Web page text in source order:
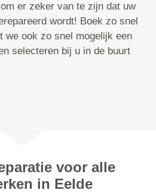
er zeker van te zijn dat uw
wordt! Boek zo snel
we ook zo snel mogelijk een
selecteren bij u in de buurt
voor alle
in Eelde